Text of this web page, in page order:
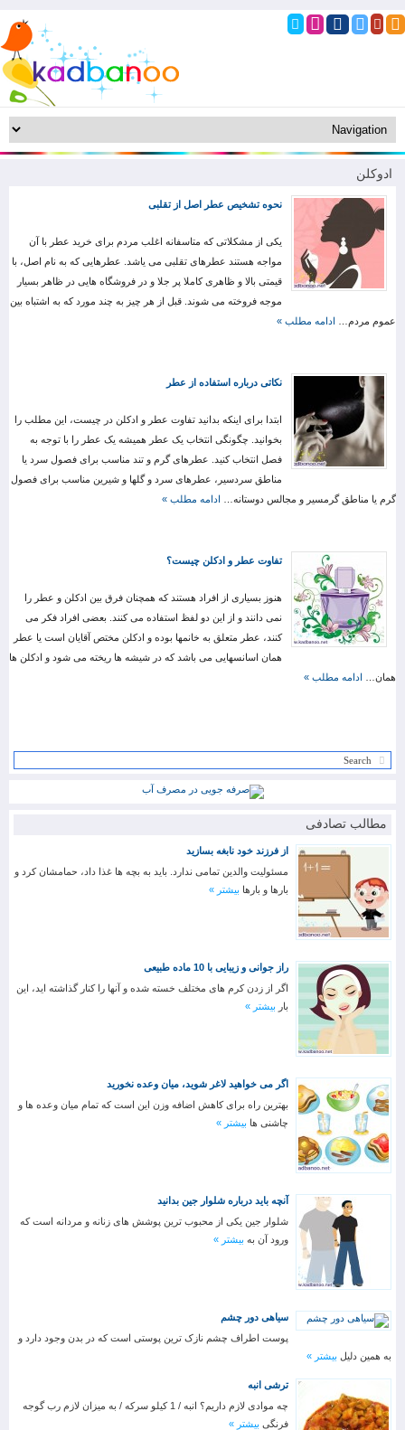
ادوکلن
نحوه تشخیص عطر اصل از تقلبی
یکی از مشکلاتی که متاسفانه اغلب مردم برای خرید عطر با آن
مواجه هستند عطرهای تقلبی می یاشد. عطرهایی که به نام اصل، با
قیمتی بالا و ظاهری کاملا پر جلا و در فروشگاه هایی در ظاهر بسیار
موجه فروخته می شوند. قبل از هر چیز به چند مورد که به اشتباه بین
عموم مردم… ادامه مطلب »
نکاتی درباره استفاده از عطر
ابتدا برای اینکه بدانید تفاوت عطر و ادکلن در چیست، این مطلب را
بخوانید. چگونگی انتخاب یک عطر همیشه یک عطر را با توجه به
فصل انتخاب کنید. عطرهای گرم و تند مناسب برای فصول سرد یا
مناطق سردسیر، عطرهای سرد و گلها و شیرین مناسب برای فصول
گرم یا مناطق گرمسیر و مجالس دوستانه… ادامه مطلب »
تفاوت عطر و ادکلن چیست؟
هنوز بسیاری از افراد هستند که همچنان فرق بین ادکلن و عطر را
نمی دانند و از این دو لفظ استفاده می کنند. بعضی افراد فکر می
کنند، عطر متعلق به خانمها بوده و ادکلن مختص آقایان است یا عطر
همان اسانسهایی می باشد که در شیشه ها ریخته می شود و ادکلن ها
همان… ادامه مطلب »
مطالب تصادفی
از فرزند خود نابغه بسازید
مسئولیت والدین تمامی ندارد. باید به بچه ها غذا داد، حمامشان کرد و
بارها و بارها بیشتر »
راز جوانی و زیبایی با 10 ماده طبیعی
اگر از زدن کرم های مختلف خسته شده و آنها را کنار گذاشته اید، این
بار بیشتر »
اگر می خواهید لاغر شوید، میان وعده نخورید
بهترین راه برای کاهش اضافه وزن این است که تمام میان وعده ها و
چاشنی ها بیشتر »
آنچه باید درباره شلوار جین بدانید
شلوار جین یکی از محبوب ترین پوشش های زنانه و مردانه است که
ورود آن به بیشتر »
سیاهی دور چشم
پوست اطراف چشم نازک ترین پوستی است که در بدن وجود دارد و
به همین دلیل بیشتر »
ترشی انبه
چه موادی لازم داریم؟ انبه / 1 کیلو سرکه / به میزان لازم رب گوجه
فرنگی بیشتر »